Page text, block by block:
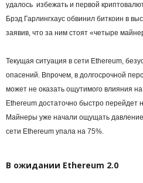
удалось избежать и первой
Брэд Гарлингхаус обвинил биткоин в
заявив, что за ним стоят «четыре
Текущая ситуация в сети Ethereum,
опасений. Впрочем, в долгосрочной
может не оказать ощутимого влияния
Ethereum достаточно быстро перейдет
Майнеры уже начали ощущать
сети Ethereum упала на 75%.
В ожидании Ethereum 2.0